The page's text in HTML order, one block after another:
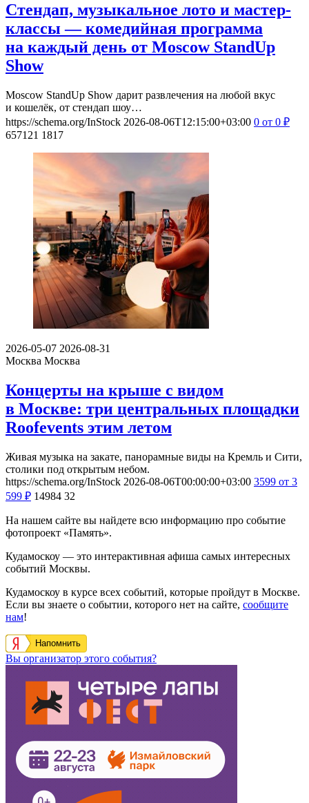
Стендап, музыкальное лото и мастер-
классы — комедийная программа
на каждый день от Moscow StandUp
Show
Moscow StandUp Show дарит развлечения на любой вкус
и кошелёк, от стендап шоу…
https://schema.org/InStock 2026-08-06T12:15:00+03:00 0 от 0 ₽
657121 1817
2026-05-07 2026-08-31
Москва Москва
Концерты на крыше с видом
в Москве: три центральных площадки
Roofevents этим летом
Живая музыка на закате, панорамные виды на Кремль и Сити,
столики под открытым небом.
https://schema.org/InStock 2026-08-06T00:00:00+03:00 3599 от 3
599 ₽ 14984 32
На нашем сайте вы найдете всю информацию про событие
фотопроект «Память».
Кудамоскоу — это интерактивная афиша самых интересных
событий Москвы.
Кудамоскоу в курсе всех событий, которые пройдут в Москве.
Если вы знаете о событии, которого нет на сайте, сообщите
нам!
Напомнить
Вы организатор этого события?